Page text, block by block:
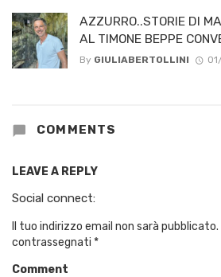
AZZURRO..STORIE DI
AL TIMONE BEPPE
By GIULIABERTOLLINI
COMMENTS
LEAVE A REPLY
Social connect:
Il tuo indirizzo email non sarà pubblicato.
contrassegnati *
Comment